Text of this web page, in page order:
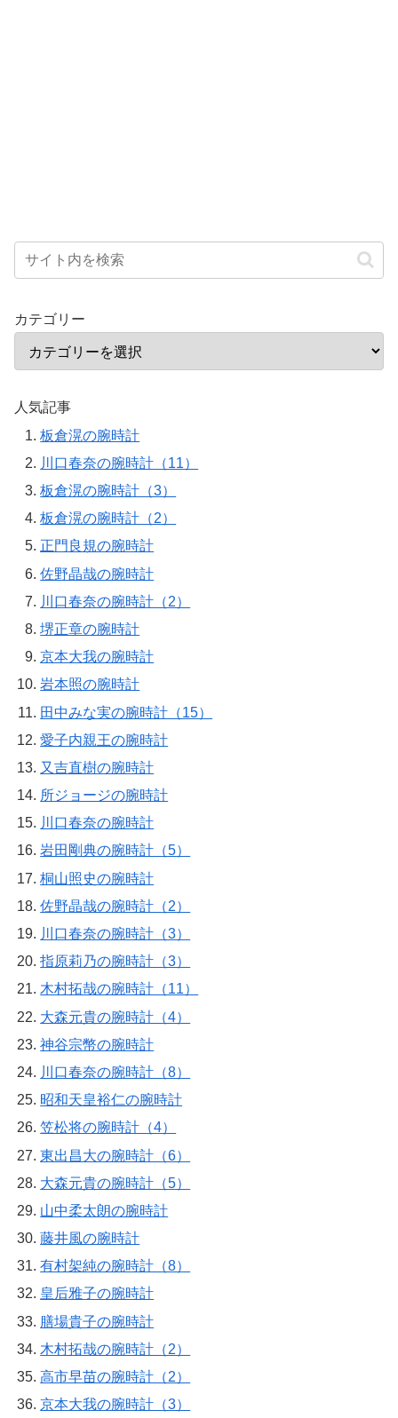
カテゴリー
人気記事
板倉滉の腕時計
川口春奈の腕時計（11）
板倉滉の腕時計（3）
板倉滉の腕時計（2）
正門良規の腕時計
佐野晶哉の腕時計
川口春奈の腕時計（2）
堺正章の腕時計
京本大我の腕時計
岩本照の腕時計
田中みな実の腕時計（15）
愛子内親王の腕時計
又吉直樹の腕時計
所ジョージの腕時計
川口春奈の腕時計
岩田剛典の腕時計（5）
桐山照史の腕時計
佐野晶哉の腕時計（2）
川口春奈の腕時計（3）
指原莉乃の腕時計（3）
木村拓哉の腕時計（11）
大森元貴の腕時計（4）
神谷宗幣の腕時計
川口春奈の腕時計（8）
昭和天皇裕仁の腕時計
笠松将の腕時計（4）
東出昌大の腕時計（6）
大森元貴の腕時計（5）
山中柔太朗の腕時計
藤井風の腕時計
有村架純の腕時計（8）
皇后雅子の腕時計
膳場貴子の腕時計
木村拓哉の腕時計（2）
高市早苗の腕時計（2）
京本大我の腕時計（3）